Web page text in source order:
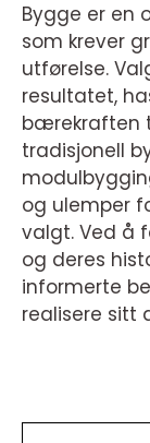
Bygge er en
som krever
utførelse.
resultatet,
bærekraften
tradisjonell
og ulemper
valgt. Ved å
og deres
informerte
realisere sitt